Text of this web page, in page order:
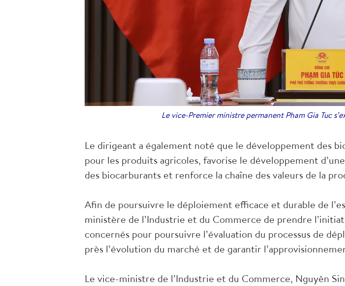
Le vice-Premier ministre permanent Pham Gia Tuc
Le dirigeant a également noté que le développement des
pour les produits agricoles, favorise le développement
des biocarburants et renforce la chaîne des valeurs de la
Afin de poursuivre le déploiement efficace et durable de
ministère de l’Industrie et du Commerce de prendre
concernés pour poursuivre l’évaluation du processus de
près l’évolution du marché et de garantir
Le vice-ministre de l’Industrie et du Commerce, Nguyên